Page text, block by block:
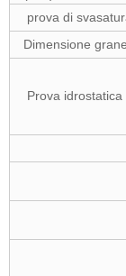
prova di
Dimensione
Prova idrostatica